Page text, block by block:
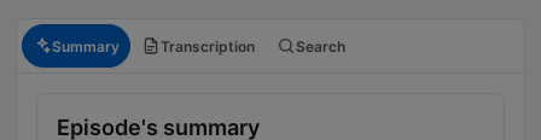
Summary Transcription Search
Episode's summary